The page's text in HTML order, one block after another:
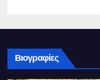
Βιογραφίες